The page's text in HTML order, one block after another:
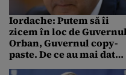
Iordache: Putem să îi
zicem în loc de Guvernul
Orban, Guvernul copy-
paste. De ce au mai dat